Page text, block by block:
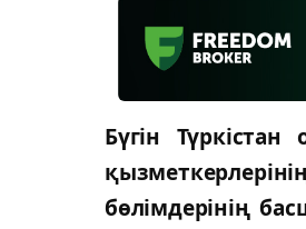
Бүгін
бөлімдерінің